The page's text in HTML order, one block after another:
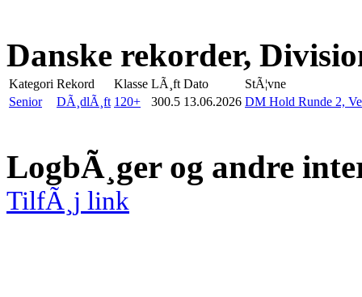
Danske rekorder,
Kategori Rekord Klasse LÃ¸ft Dato
StÃ¦vne
Senior
DÃ¸dlÃ¸ft 120+ 300.5 13.06.2026 DM Hold Runde 2,
LogbÃ¸ger og andre
TilfÃ¸j link